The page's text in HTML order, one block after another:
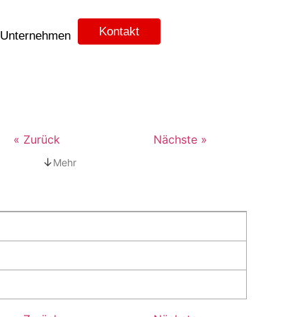
Unternehmen Kontakt
« Zurück
Nächste »
↓Mehr